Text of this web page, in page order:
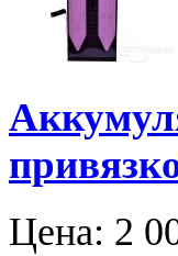
Цена: 2